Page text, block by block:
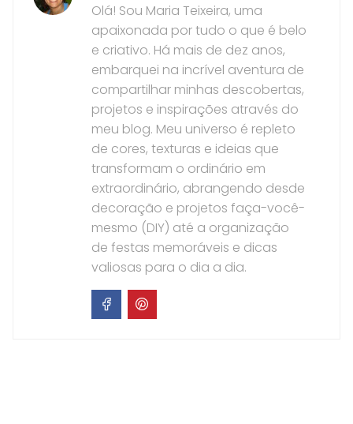
Olá! Sou Maria Teixeira, uma
apaixonada por tudo o que é belo
e criativo. Há mais de dez anos,
embarquei na incrível aventura de
compartilhar minhas descobertas,
projetos e inspirações através do
meu blog. Meu universo é repleto
de cores, texturas e ideias que
transformam o ordinário em
extraordinário, abrangendo desde
decoração e projetos faça-você-
mesmo (DIY) até a organização
de festas memoráveis e dicas
valiosas para o dia a dia.